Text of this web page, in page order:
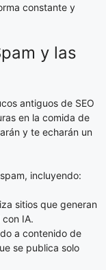
constante y
y las
antiguos de SEO
en la comida de
y te echarán un
incluyendo:
sitios que generan
IA.
a contenido de
se publica solo